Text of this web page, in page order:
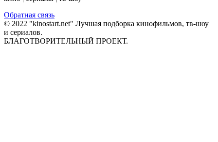
Обратная связь
© 2022 "kinostart.net" Лучшая подборка кинофильмов, тв-шоу
и сериалов.
БЛАГОТВОРИТЕЛЬНЫЙ ПРОЕКТ.